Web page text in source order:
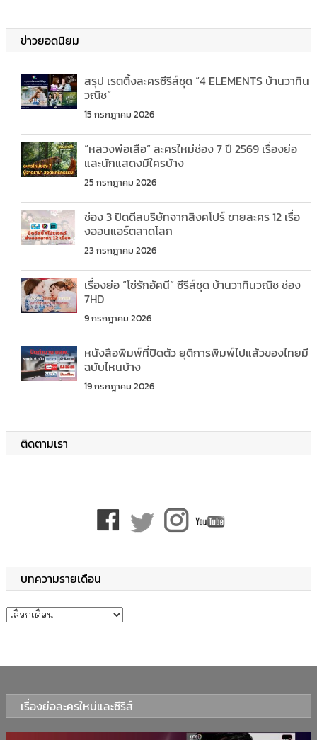
ข่าวยอดนิยม
สรุป เรตติ้งละครซีรีส์ชุด “4 ELEMENTS บ้านวาทิน
วณิช”
15 กรกฎาคม 2026
“หลวงพ่อเสือ” ละครใหม่ช่อง 7 ปี 2569 เรื่องย่อ
และนักแสดงมีใครบ้าง
25 กรกฎาคม 2026
ช่อง 3 ปิดดีลบริษัทจากสิงคโปร์ ขายละคร 12 เรื่อ
งออนแอร์ตลาดโลก
23 กรกฎาคม 2026
เรื่องย่อ “โซ่รักอัคนี” ซีรีส์ชุด บ้านวาทินวณิช ช่อง
7HD
9 กรกฎาคม 2026
หนังสือพิมพ์ที่ปิดตัว ยุติการพิมพ์ไปแล้วของไทยมี
ฉบับไหนบ้าง
19 กรกฎาคม 2026
ติดตามเรา
บทความรายเดือน
บทความรายเดือน
เรื่องย่อละครใหม่และซีรีส์